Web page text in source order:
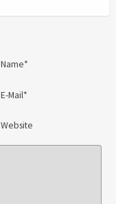
Name*
E-Mail*
Website